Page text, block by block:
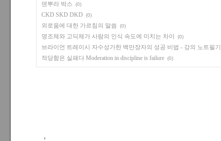
덴뿌라 박스 (0)
CKD SKD DKD (0)
외로움에 대한 가르침의 말씀 (0)
명조체와 고딕체가 사람의 인식 속도에 미치는 차이 (0)
브라이언 트레이시 자수성가한 백만장자의 성공 비법 - 강의 노트필
적당함은 실패다 Moderation in discipline is failure (0)
,